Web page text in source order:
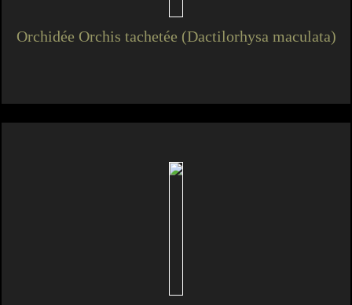
Orchidée Orchis tachetée (Dactilorhysa maculata)